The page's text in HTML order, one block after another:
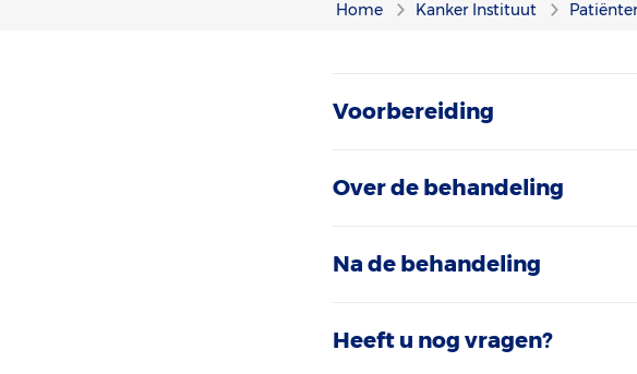
Home Kanker Instituut
Voorbereiding
Over de behandeling
Na de behandeling
Heeft u nog vragen?